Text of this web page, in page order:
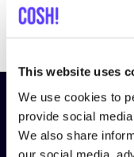
This website uses
We use cookies to
provide social
We also share
our social media,
y mantente